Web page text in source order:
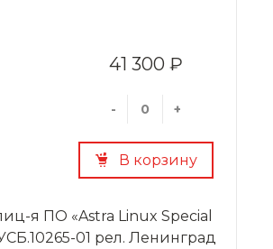
41 300 ₽
- +
В корзину
я ПО «Astra Linux Special
01 рел. Ленинград